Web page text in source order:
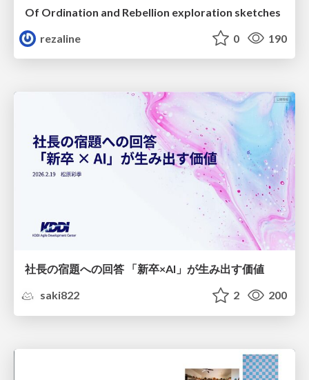
Of Ordination and Rebellion exploration sketches
rezaline
0 190
社長の宿題への回答 「新卒×AI」が生み出す価値
saki822
2 200